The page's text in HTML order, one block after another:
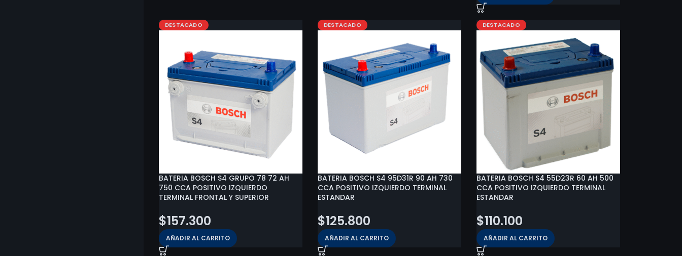
DESTACADO
BATERIA BOSCH S4 GRUPO 78 72 AH
750 CCA POSITIVO IZQUIERDO
TERMINAL FRONTAL Y SUPERIOR
$157.300
AÑADIR AL CARRITO
DESTACADO
BATERIA BOSCH S4 95D31R 90 AH 730
CCA POSITIVO IZQUIERDO TERMINAL
ESTANDAR
$125.800
AÑADIR AL CARRITO
DESTACADO
BATERIA BOSCH S4 55D23R 60 AH 500
CCA POSITIVO IZQUIERDO TERMINAL
ESTANDAR
$110.100
AÑADIR AL CARRITO